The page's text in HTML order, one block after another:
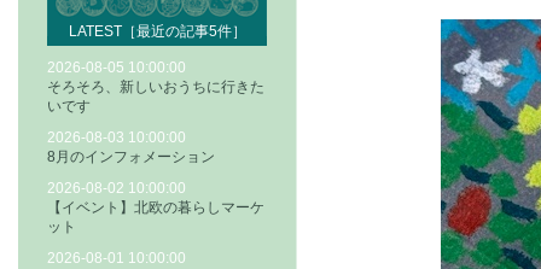
LATEST［最近の記事5件］
2026-08-05 10:00:00
そろそろ、新しいおうちに行きた
いです
2026-08-03 10:00:00
8月のインフォメーション
2026-08-02 10:00:00
【イベント】北欧の暮らしマーケ
ット
2026-08-01 10:00:00